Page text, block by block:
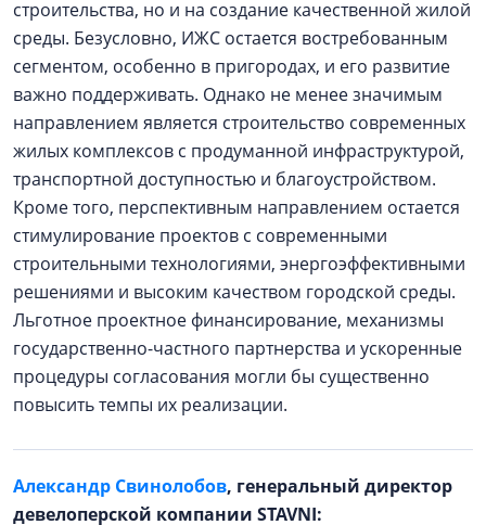
строительства, но и на создание качественной жилой
среды. Безусловно, ИЖС остается востребованным
сегментом, особенно в пригородах, и его развитие
важно поддерживать. Однако не менее значимым
направлением является строительство современных
жилых комплексов с продуманной инфраструктурой,
транспортной доступностью и благоустройством.
Кроме того, перспективным направлением остается
стимулирование проектов с современными
строительными технологиями, энергоэффективными
решениями и высоким качеством городской среды.
Льготное проектное финансирование, механизмы
государственно-частного партнерства и ускоренные
процедуры согласования могли бы существенно
повысить темпы их реализации.
Александр Свинолобов, генеральный директор
девелоперской компании STAVNI: